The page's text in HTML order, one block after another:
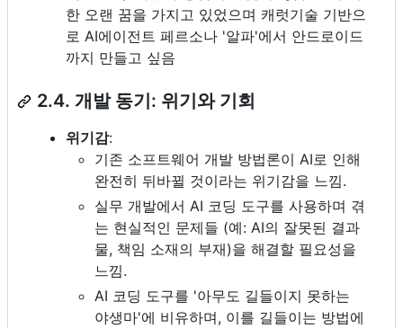
한 오랜 꿈을 가지고 있었으며 캐럿기술 기반으
로 AI에이전트 페르소나 '알파'에서 안드로이드
까지 만들고 싶음
2.4. 개발 동기: 위기와 기회
위기감:
기존 소프트웨어 개발 방법론이 AI로 인해
완전히 뒤바뀔 것이라는 위기감을 느낌.
실무 개발에서 AI 코딩 도구를 사용하며 겪
는 현실적인 문제들 (예: AI의 잘못된 결과
물, 책임 소재의 부재)을 해결할 필요성을
느낌.
AI 코딩 도구를 '아무도 길들이지 못하는
야생마'에 비유하며, 이를 길들이는 방법에